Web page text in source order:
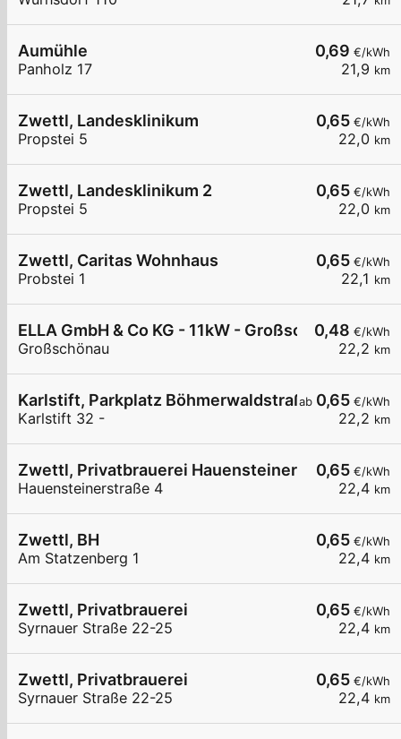
0,69 €/kWh
21,9 km
Aumühle
Panholz 17
0,65 €/kWh
22,0 km
Zwettl, Landesklinikum
Propstei 5
0,65 €/kWh
22,0 km
Zwettl, Landesklinikum 2
Propstei 5
0,65 €/kWh
22,1 km
Zwettl, Caritas Wohnhaus
Probstei 1
0,48 €/kWh
22,2 km
ELLA GmbH & Co KG - 11kW - Großschönau -
Großschönau
ab 0,65 €/kWh
22,2 km
Karlstift, Parkplatz Böhmerwaldstraße
Karlstift 32 -
0,65 €/kWh
22,4 km
Zwettl, Privatbrauerei Hauensteinerstr.
Hauensteinerstraße 4
0,65 €/kWh
22,4 km
Zwettl, BH
Am Statzenberg 1
0,65 €/kWh
22,4 km
Zwettl, Privatbrauerei
Syrnauer Straße 22-25
0,65 €/kWh
22,4 km
Zwettl, Privatbrauerei
Syrnauer Straße 22-25